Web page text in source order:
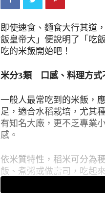
即使速食、麵食大行其道
飯皇帝大」便說明了「吃
吃的米飯開始吧！
米分3類 口感、料理方式
一般人最常吃到的米飯，
足，適合水稻栽培，尤其
有知名大廠，更不乏專業
感。
依米質特性，稻米可分為
飯、煮粥或做壽司，吃起
食，如發粿、米苔目等。
粿、包粽子等。